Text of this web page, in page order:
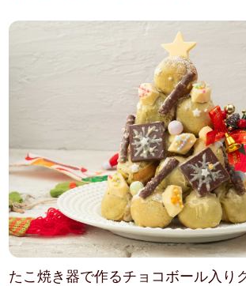
たこ焼き器で作るチョコボール入り